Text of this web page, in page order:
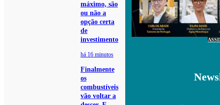
máximo, são
ou não a
opção certa
de
investimento
há 16 minutos
Finalmente
os
combustíveis
vão voltar a